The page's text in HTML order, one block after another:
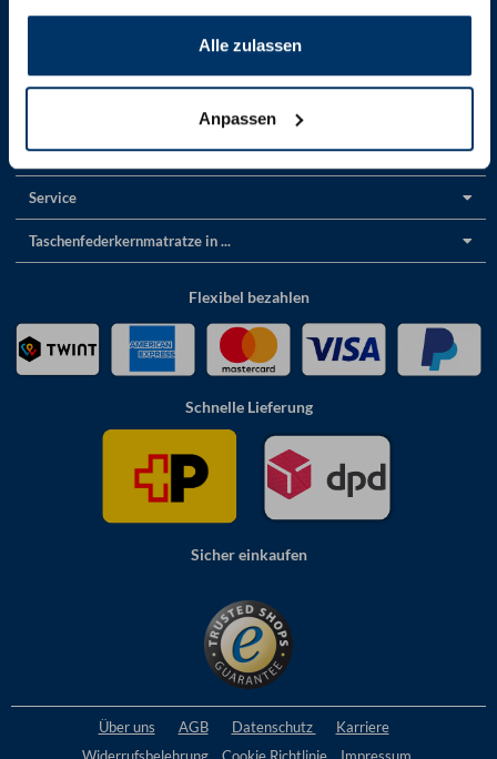
Alle zulassen
Anpassen
Produkte
Service
Taschenfederkernmatratze in ...
Flexibel bezahlen
Schnelle Lieferung
Sicher einkaufen
Über uns AGB Datenschutz
Karriere